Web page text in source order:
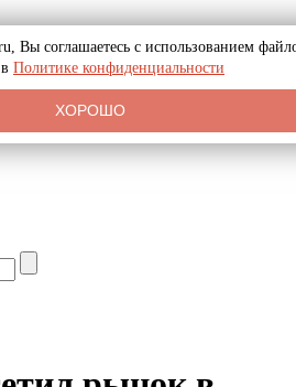
Вы соглашаетесь с использованием
Политике конфиденциальности
ХОРОШО